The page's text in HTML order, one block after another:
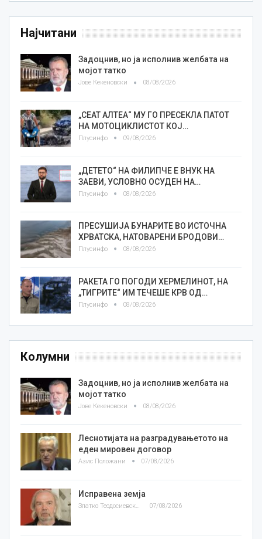
Најчитани
Задоцнив, но ја исполнив желбата на
мојот татко
Јове Кекеновски 08/08/2026
„СЕАТ АЛТЕА“ МУ ГО ПРЕСЕКЛА ПАТОТ
НА МОТОЦИКЛИСТОТ КОЈ…
Плусинфо 09/08/2026
„ДЕТЕТО“ НА ФИЛИПЧЕ Е ВНУК НА
ЗАЕВИ, УСЛОВНО ОСУДЕН НА…
Плусинфо 08/08/2026
ПРЕСУШИЈА БУНАРИТЕ ВО ИСТОЧНА
ХРВАТСКА, НАТОВАРЕНИ БРОДОВИ…
Плусинфо 08/08/2026
РАКЕТА ГО ПОГОДИ ХЕРМЕЛИНОТ, НА
„ТИГРИТЕ“ ИМ ТЕЧЕШЕ КРВ ОД…
Плусинфо 08/08/2026
Колумни
Задоцнив, но ја исполнив желбата на
мојот татко
Јове Кекеновски 08/08/2026
Леснотијата на разградувањетото на
еден мировен договор
Азис Положани 07/08/2026
Исправена земја
Златко Теодосиевски 07/08/2026